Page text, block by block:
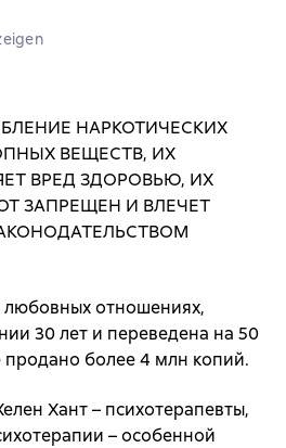
НАРКОТИЧЕСКИХ
ВЕЩЕСТВ, ИХ
ВРЕД ЗДОРОВЬЮ, ИХ
ЗАПРЕЩЕН И ВЛЕЧЕТ
любовных отношениях,
30 лет и переведена на 50
более 4 млн копий.
Хант – психотерапевты,
– особенной